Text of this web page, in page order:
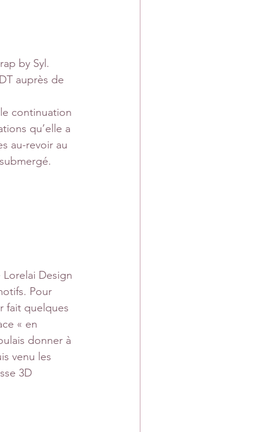
by Syl.
auprès de
continuation
qu’elle a
au-revoir au
Design
Pour
fait quelques
« en
donner à
venu les
3D